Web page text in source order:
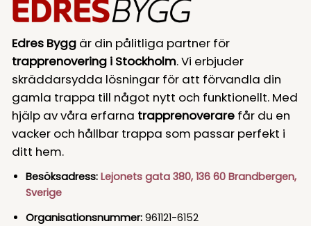
Edres Byggär din pålitliga partner för
trapprenovering i Stockholm. Vi erbjuder
skräddarsydda lösningar för att förvandla din
gamla trappa till något nytt och funktionellt. Med
hjälp av våra erfarna trapprenoverarefår du en
vacker och hållbar trappa som passar perfekt i
ditt hem.
Besöksadress: Lejonets gata 380, 136 60 Brandbergen,
Sverige
Organisationsnummer: 961121-6152